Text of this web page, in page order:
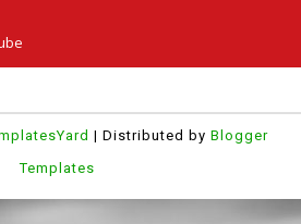
| Distributed by Blogger
Templates